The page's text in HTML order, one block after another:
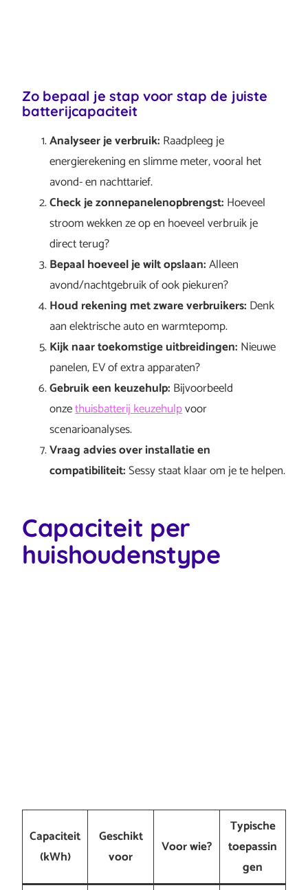
Zo bepaal je stap voor stap de juiste
batterijcapaciteit
Analyseer je verbruik: Raadpleeg je
energierekening en slimme meter, vooral het
avond- en nachttarief.
Check je zonnepanelenopbrengst: Hoeveel
stroom wekken ze op en hoeveel verbruik je
direct terug?
Bepaal hoeveel je wilt opslaan:Alleen
avond/nachtgebruik of ook piekuren?
Houd rekening met zware verbruikers: Denk
aan elektrische auto en warmtepomp.
Kijk naar toekomstige uitbreidingen: Nieuwe
panelen, EV of extra apparaten?
Gebruik een keuzehulp: Bijvoorbeeld
onzethuisbatterij keuzehulpvoor
scenarioanalyses.
Vraag advies over installatie en
compatibiliteit:Sessy staat klaar om je te helpen.
Capaciteit per
huishoudenstype
Capaciteit
(kWh)
Geschikt
voor
Voor wie?
Typische
toepassin
gen